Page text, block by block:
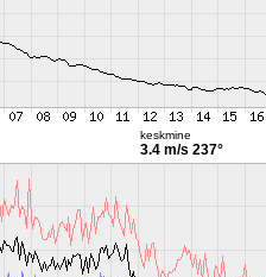
keskmine
3.4 m/s 237°